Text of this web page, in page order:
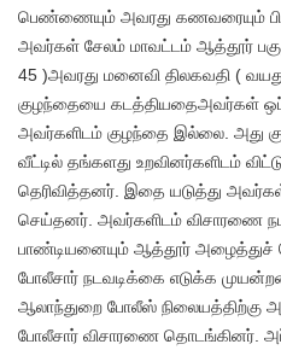
பெண்ணையும் அவரது கணவரையும்
அவர்கள் சேலம் மாவட்டம் ஆத்தூர்
45 )அவரது மனைவி திலகவதி (
குழந்தையை கடத்தியதைஅவர்கள்
அவர்களிடம் குழந்தை இல்லை. அது
வீட்டில் தங்களது உறவினர்களிடம்
தெரிவித்தனர். இதை யடுத்து
செய்தனர். அவர்களிடம் விசாரணை
பாண்டியனையும் ஆத்தூர்
போலீசார் நடவடிக்கை எடுக்க
ஆலாந்துறை போலீஸ் நிலையத்திற்கு
போலீசார் விசாரணை தொடங்கினர்.